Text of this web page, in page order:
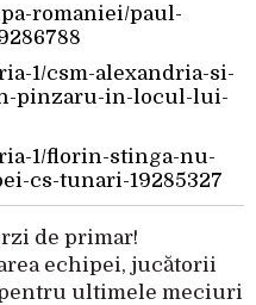
romaniei/paul-
1/csm-alexandria-si-
pinzaru-in-locul-lui-
1/florin-stinga-nu-
cs-tunari-19285327
de primar!
echipei, jucătorii
ultimele meciuri